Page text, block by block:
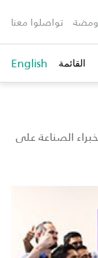
ومضة تواصلوا معنا
القائمة English
الصناعة على